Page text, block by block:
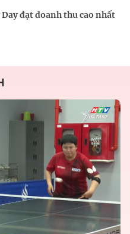
đạt doanh thu cao nhất